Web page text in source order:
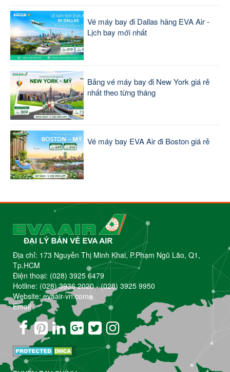
Vé máy bay đi Dallas hãng EVA Air -
Lịch bay mới nhất
Bảng vé máy bay đi New York giá rẻ
nhất theo từng tháng
Vé máy bay EVA Air đi Boston giá rẻ
Địa chỉ: 173 Nguyễn Thị Minh Khai, P.Phạm Ngũ Lão, Q1,
Tp.HCM
Điện thoại: (028) 3925 6479
Hotline: (028) 3936 2020-(028) 3925 9950
Website: evaair-vn.com
Email: